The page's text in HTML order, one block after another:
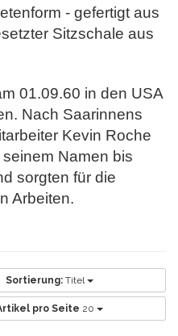
- gefertigt aus
Sitzschale aus
01.09.60 in den USA
Nach Saarinnens
Kevin Roche
Namen bis
sorgten für die
Arbeiten.
Sortierung: Titel
pro Seite 20